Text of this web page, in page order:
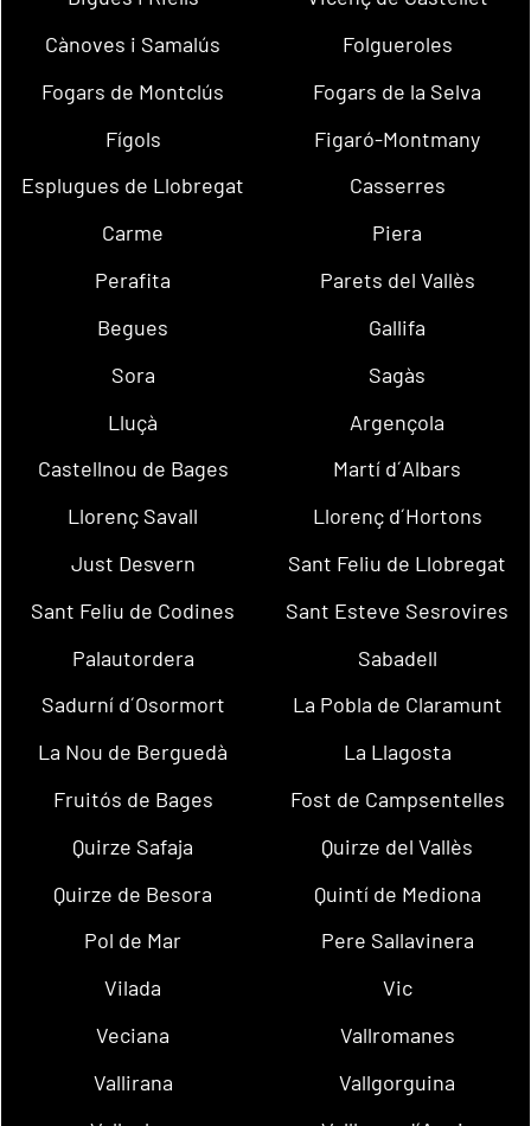
Cànoves i Samalús
Folgueroles
Fogars de Montclús
Fogars de la Selva
Fígols
Figaró-Montmany
Esplugues de Llobregat
Casserres
Carme
Piera
Perafita
Parets del Vallès
Begues
Gallifa
Sora
Sagàs
Lluçà
Argençola
Castellnou de Bages
Martí d´Albars
Llorenç Savall
Llorenç d´Hortons
Just Desvern
Sant Feliu de Llobregat
Sant Feliu de Codines
Sant Esteve Sesrovires
Palautordera
Sabadell
Sadurní d´Osormort
La Pobla de Claramunt
La Nou de Berguedà
La Llagosta
Fruitós de Bages
Fost de Campsentelles
Quirze Safaja
Quirze del Vallès
Quirze de Besora
Quintí de Mediona
Pol de Mar
Pere Sallavinera
Vilada
Vic
Veciana
Vallromanes
Vallirana
Vallgorguina